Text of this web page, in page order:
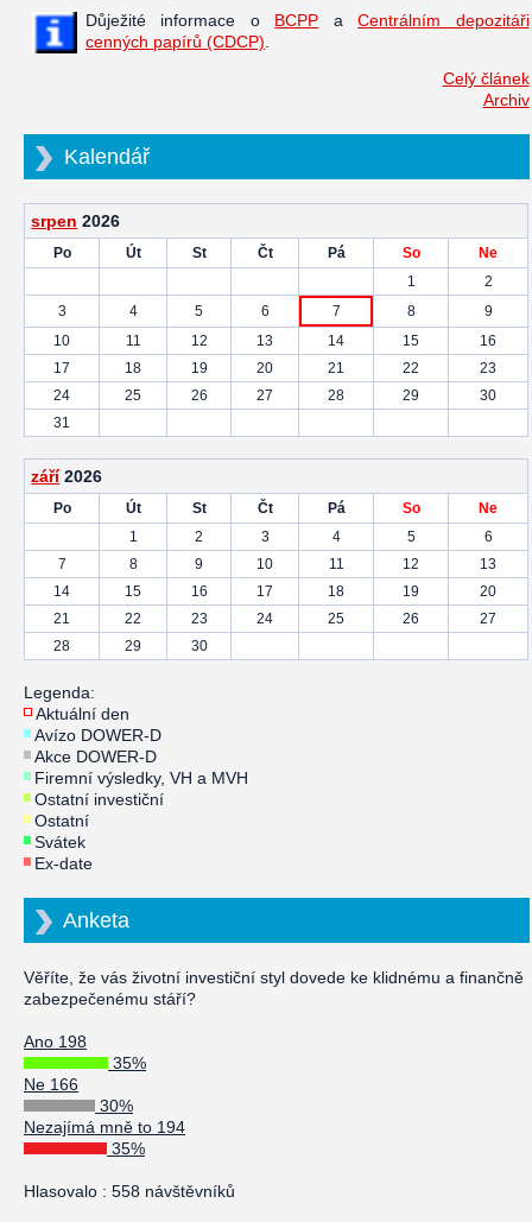
Důježité informace o BCPP aCentrálním depozitáři
cenných papírů (CDCP)
Celý článek
Archiv
Kalendář
srpen 2026
Po Út St Čt Pá So
Ne
1
2
3
4 5 6 7 8
9
10
11 12 13 14 15
16
17
18 19 20 21 22
23
24
25 26 27 28 29
30
31
září 2026
Po Út St Čt Pá So
Ne
1
2 3 4 5
6
7
8 9 10 11 12
13
14
15 16 17 18 19
20
21
22 23 24 25 26
27
28
29 30
Legenda:
Aktuální den
Avízo DOWER-D
Akce DOWER-D
Firemní výsledky, VH a MVH
Ostatní investiční
Ostatní
Svátek
Ex-date
Anketa
Věříte, že vás životní investiční styl dovede ke klidnému a finančně
zabezpečenému stáří?
Ano 198
35%
Ne 166
30%
Nezajímá mně to 194
35%
Hlasovalo : 558 návštěvníků